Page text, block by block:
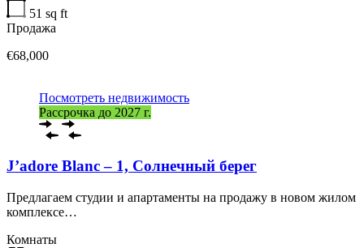
51 sq ft
Продажа
€68,000
Посмотреть недвижимость
Рассрочка до 2027 г.
J’adore Blanc – 1, Солнечный берег
Предлагаем студии и апартаменты на продажу в новом жилом
комплексе…
Комнаты